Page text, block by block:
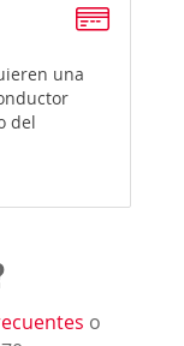
una
del
o